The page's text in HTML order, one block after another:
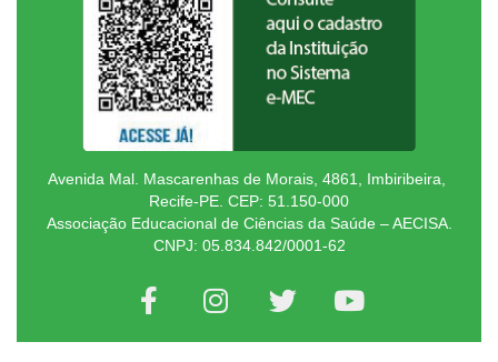
Avenida Mal. Mascarenhas de Morais, 4861, Imbiribeira,
Recife-PE. CEP: 51.150-000
Associação Educacional de Ciências da Saúde – AECISA.
CNPJ: 05.834.842/0001-62